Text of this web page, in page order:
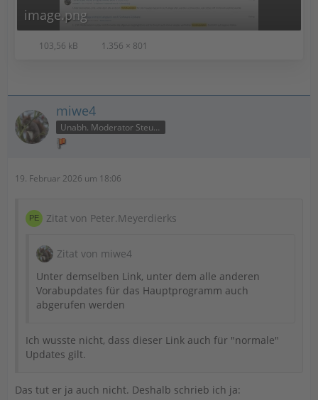
image.png
103,56 kB 1.356 × 801
miwe4
Unabh. Moderator Steuer
19. Februar 2026 um 18:06
Zitat von Peter.Meyerdierks
Zitat von miwe4
Unter demselben Link, unter dem alle anderen
Vorabupdates für das Hauptprogramm auch
abgerufen werden
Ich wusste nicht, dass dieser Link auch für "normale"
Updates gilt.
Das tut er ja auch nicht. Deshalb schrieb ich ja: